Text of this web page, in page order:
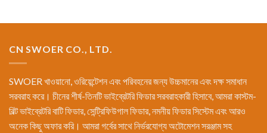
CN SWOER CO., LTD.
SWOER খাওয়ানো, ওরিয়েন্টেশন এবং পরিবহনের জন্য উচ্চমানের এবং দক্ষ সমাধান
সরবরাহ করে। চীনের শীর্ষ-তিনটি ভাইব্রেটরি ফিডার সরবরাহকারী হিসাবে, আমরা কাস্টম-
বিল্ট ভাইব্রেটরি বাটি ফিডার, সেন্ট্রিফিউগাল ফিডার, নমনীয় ফিডার সিস্টেম এবং আরও
অনেক কিছু অফার করি। আমরা গর্বের সাথে নির্ভরযোগ্য অটোমেশন সরঞ্জাম সহ